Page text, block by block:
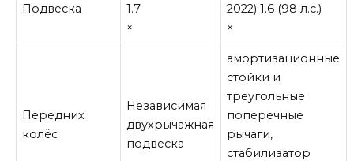
Подвеска
1.7
×
2022) 1.6 (98 л.с.)
×
Передних
колёс
Независимая
двухрычажная
подвеска
амортизационные
стойки и
треугольные
поперечные
рычаги,
стабилизатор